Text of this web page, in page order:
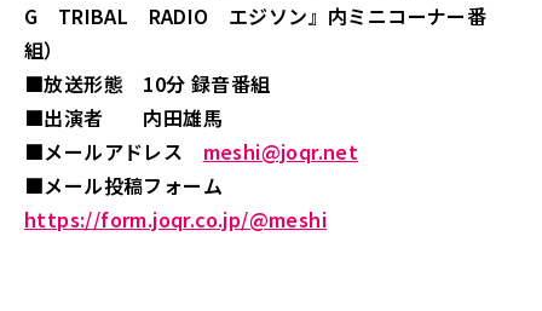
G TRIBAL RADIO エジソン』内ミニコーナー番
組）
■放送形態 10分 録音番組
■出演者 内田雄馬
■メールアドレス meshi@joqr.net
■メール投稿フォーム
https://form.joqr.co.jp/@meshi